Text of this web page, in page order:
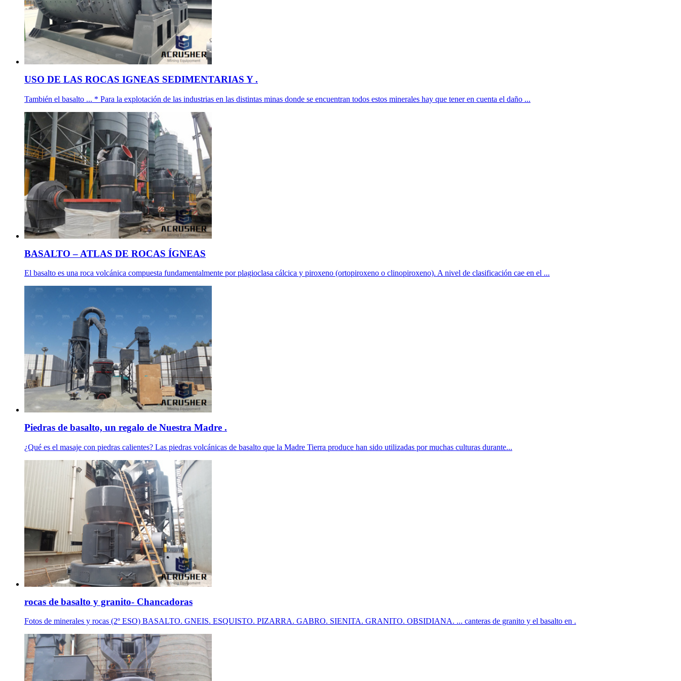
USO DE LAS ROCAS IGNEAS SEDIMENTARIAS Y .
También el basalto ... * Para la explotación de las industrias en las distintas minas donde se encuentran todos estos minerales hay que tener en cuenta el daño ...
BASALTO – ATLAS DE ROCAS ÍGNEAS
El basalto es una roca volcánica compuesta fundamentalmente por plagioclasa cálcica y piroxeno (ortopiroxeno o clinopiroxeno). A nivel de clasificación cae en el ...
Piedras de basalto, un regalo de Nuestra Madre .
¿Qué es el masaje con piedras calientes? Las piedras volcánicas de basalto que la Madre Tierra produce han sido utilizadas por muchas culturas durante...
rocas de basalto y granito- Chancadoras
Fotos de minerales y rocas (2º ESO) BASALTO. GNEIS. ESQUISTO. PIZARRA. GABRO. SIENITA. GRANITO. OBSIDIANA. ... canteras de granito y el basalto en .